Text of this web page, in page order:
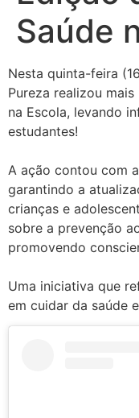
Saúde
Nesta quinta-feira
Pureza realizou
na Escola, levando
estudantes!
A ação contou com
garantindo a
crianças e
sobre a prevenção
promovendo
Uma iniciativa que
em cuidar da saúde